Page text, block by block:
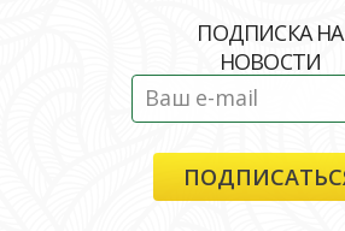
ПОДПИСКА НА
НОВОСТИ